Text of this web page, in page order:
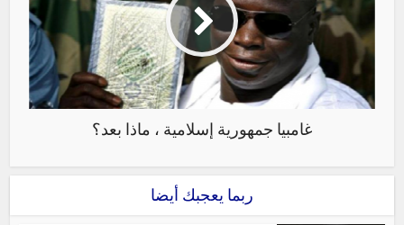
غامبيا جمهورية إسلامية ، ماذا بعد؟
ربما يعجبك أيضا